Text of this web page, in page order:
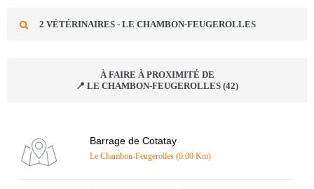
2 VÉTÉRINAIRES - LE CHAMBON-FEUGEROLLES
À FAIRE À PROXIMITÉ DE
📍 LE CHAMBON-FEUGEROLLES (42)
Barrage de Cotatay
Le Chambon-Feugerolles (0.00 Km)